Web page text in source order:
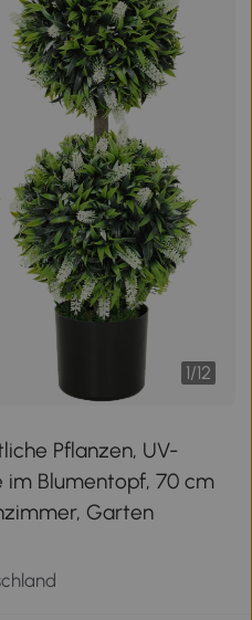
1/12
Pflanzen, UV-
im Blumentopf, 70 cm
Garten